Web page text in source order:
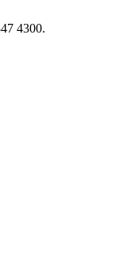
4300.